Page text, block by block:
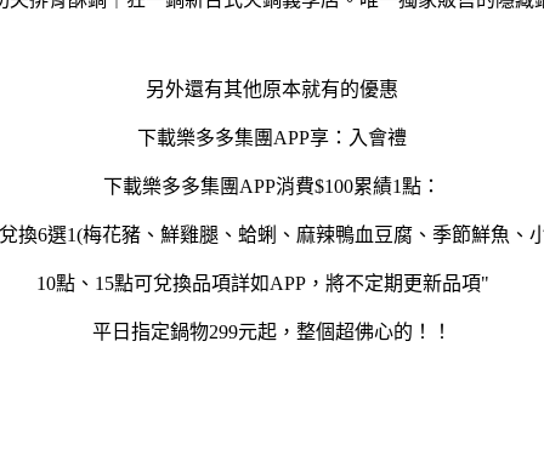
另外還有其他原本就有的優惠
下載樂多多集團APP享：入會禮
下載樂多多集團APP消費$100累績1點：
換6選1(梅花豬、鮮雞腿、蛤蜊、麻辣鴨血豆腐、季節鮮魚、
10點、15點可兌換品項詳如APP，將不定期更新品項"
平日指定鍋物299元起，整個超佛心的！！